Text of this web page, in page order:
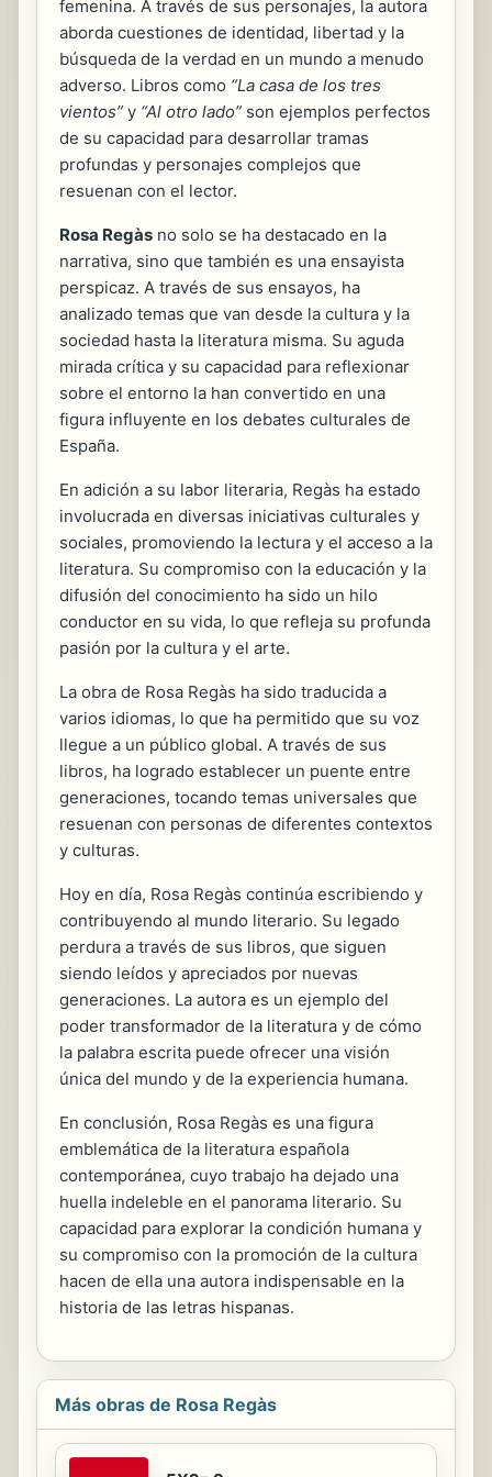
femenina. A través de sus personajes, la autora
aborda cuestiones de identidad, libertad y la
búsqueda de la verdad en un mundo a menudo
adverso. Libros como “La casa de los tres
vientos” y “Al otro lado” son ejemplos perfectos
de su capacidad para desarrollar tramas
profundas y personajes complejos que
resuenan con el lector.
Rosa Regàs no solo se ha destacado en la
narrativa, sino que también es una ensayista
perspicaz. A través de sus ensayos, ha
analizado temas que van desde la cultura y la
sociedad hasta la literatura misma. Su aguda
mirada crítica y su capacidad para reflexionar
sobre el entorno la han convertido en una
figura influyente en los debates culturales de
España.
En adición a su labor literaria, Regàs ha estado
involucrada en diversas iniciativas culturales y
sociales, promoviendo la lectura y el acceso a la
literatura. Su compromiso con la educación y la
difusión del conocimiento ha sido un hilo
conductor en su vida, lo que refleja su profunda
pasión por la cultura y el arte.
La obra de Rosa Regàs ha sido traducida a
varios idiomas, lo que ha permitido que su voz
llegue a un público global. A través de sus
libros, ha logrado establecer un puente entre
generaciones, tocando temas universales que
resuenan con personas de diferentes contextos
y culturas.
Hoy en día, Rosa Regàs continúa escribiendo y
contribuyendo al mundo literario. Su legado
perdura a través de sus libros, que siguen
siendo leídos y apreciados por nuevas
generaciones. La autora es un ejemplo del
poder transformador de la literatura y de cómo
la palabra escrita puede ofrecer una visión
única del mundo y de la experiencia humana.
En conclusión, Rosa Regàs es una figura
emblemática de la literatura española
contemporánea, cuyo trabajo ha dejado una
huella indeleble en el panorama literario. Su
capacidad para explorar la condición humana y
su compromiso con la promoción de la cultura
hacen de ella una autora indispensable en la
historia de las letras hispanas.
Más obras de Rosa Regàs